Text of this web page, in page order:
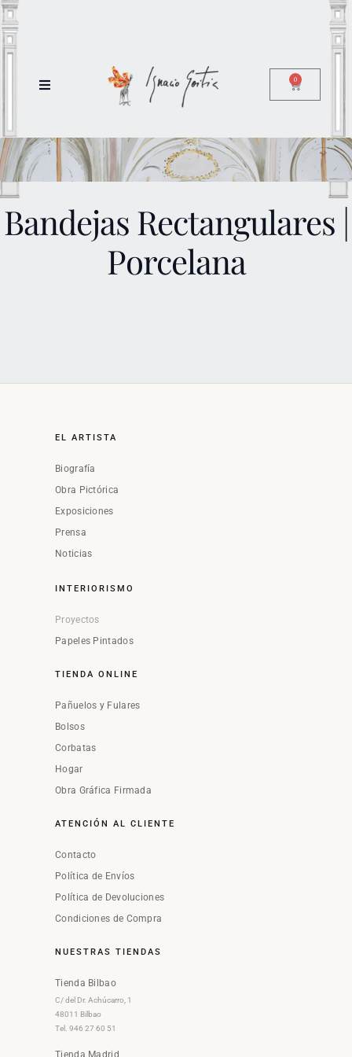
0
Bandejas Rectangulares |
Porcelana
EL ARTISTA
Biografía
Obra Pictórica
Exposiciones
Prensa
Noticias
INTERIORISMO
Proyectos
Papeles Pintados
TIENDA ONLINE
Pañuelos y Fulares
Bolsos
Corbatas
Hogar
Obra Gráfica Firmada
ATENCIÓN AL CLIENTE
Contacto
Política de Envíos
Política de Devoluciones
Condiciones de Compra
NUESTRAS TIENDAS
Tienda Bilbao
C/ del Dr. Achúcarro, 1
48011 Bilbao
Tel. 946 27 60 51